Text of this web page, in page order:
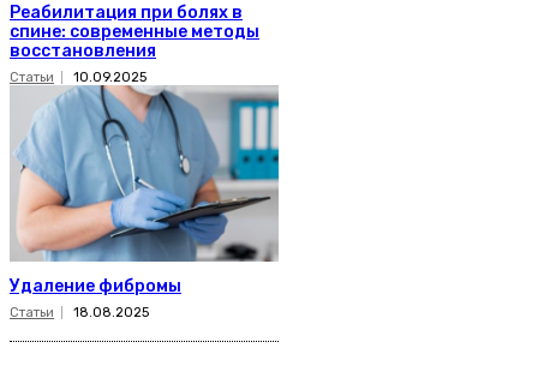
Реабилитация при болях в
спине: современные методы
восстановления
Статьи 10.09.2025
Удаление фибромы
Статьи 18.08.2025